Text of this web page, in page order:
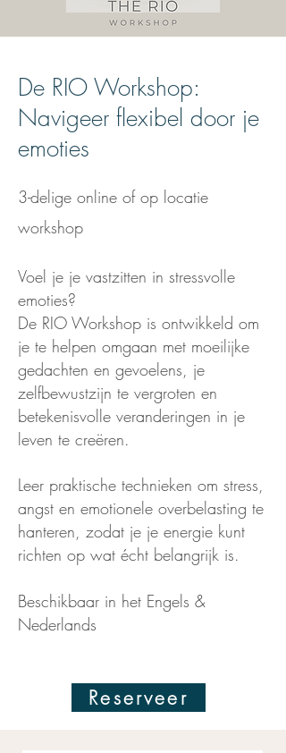
De RIO Workshop:
Navigeer flexibel door je
emoties
3-delige online of op locatie
workshop
Voel je je vastzitten in stressvolle
emoties?
De RIO Workshop is ontwikkeld om
je te helpen omgaan met moeilijke
gedachten en gevoelens, je
zelfbewustzijn te vergroten en
betekenisvolle veranderingen in je
leven te creëren.
Leer praktische technieken om stress,
angst en emotionele overbelasting te
hanteren, zodat je je energie kunt
richten op wat écht belangrijk is.
Beschikbaar in het Engels &
Nederlands
Reserveer